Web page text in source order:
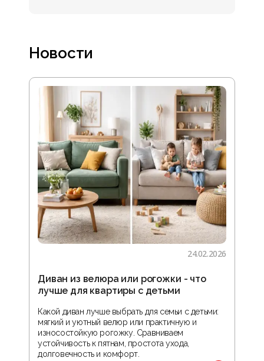
Новости
24.02.2026
Диван из велюра или рогожки - что
лучше для квартиры с детьми
Какой диван лучше выбрать для семьи с детьми:
мягкий и уютный велюр или практичную и
износостойкую рогожку. Сравниваем
устойчивость к пятнам, простота ухода,
долговечность и комфорт.